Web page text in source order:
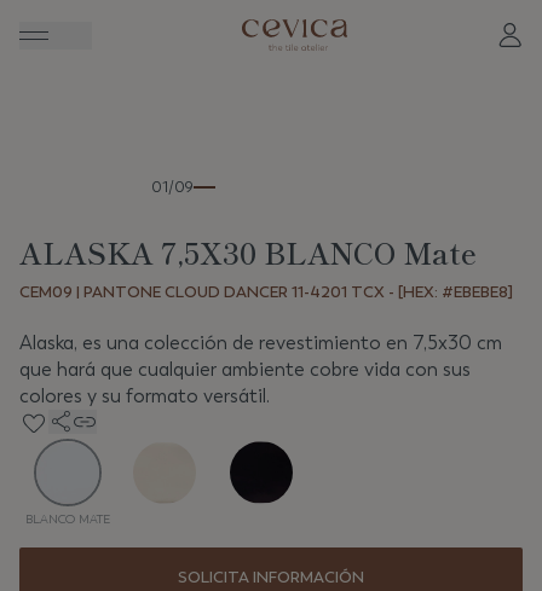
01/09
ALASKA 7,5X30 BLANCO Mate
CEM09 | PANTONE CLOUD DANCER 11-4201 TCX - [HEX: #EBEBE8]
Alaska, es una colección de revestimiento en 7,5x30 cm
que hará que cualquier ambiente cobre vida con sus
colores y su formato versátil.
BLANCO MATE
SOLICITA INFORMACIÓN